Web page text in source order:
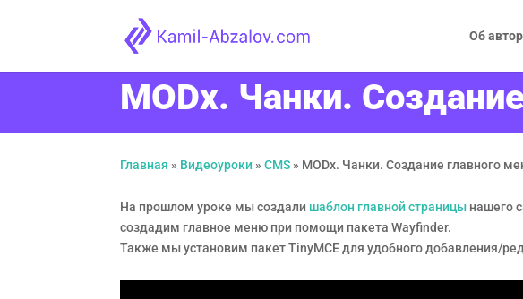
Об
MODx. Чанки.
Главная » Видеоуроки »CMS » MODx. Чанки. Создание главного
На прошлом уроке мы создали шаблон главной страницы нашего
создадим главное меню при помощи пакета Wayfinder.
Также мы установим пакет TinyMCE для удобного добавления/